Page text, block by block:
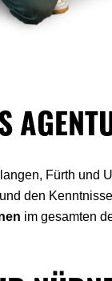
Fürth und
den
im gesamten